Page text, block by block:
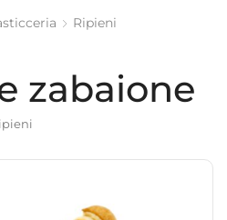
Ripieni
zabaione